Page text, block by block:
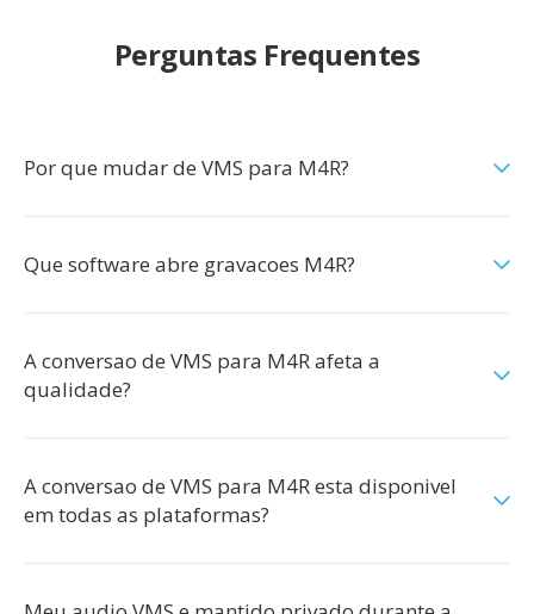
Perguntas Frequentes
Por que mudar de VMS para M4R?
Que software abre gravacoes M4R?
A conversao de VMS para M4R afeta a
qualidade?
A conversao de VMS para M4R esta disponivel
em todas as plataformas?